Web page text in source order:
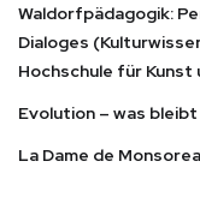
Waldorfpädagogik:
Dialoges
Hochschule für
Evolution – was
La Dame de